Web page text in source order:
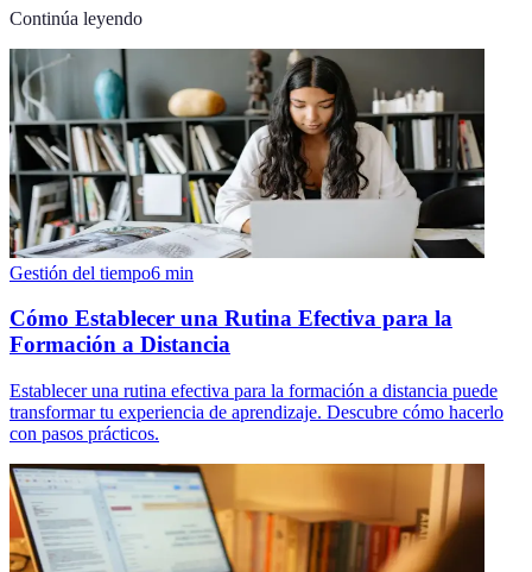
Continúa leyendo
Gestión del tiempo6 min
Cómo Establecer una Rutina Efectiva para la
Formación a Distancia
Establecer una rutina efectiva para la formación a distancia puede
transformar tu experiencia de aprendizaje. Descubre cómo hacerlo
con pasos prácticos.